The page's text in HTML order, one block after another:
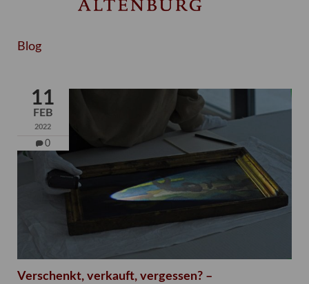
Blog
11
FEB
2022
0
Verschenkt, verkauft, vergessen? –